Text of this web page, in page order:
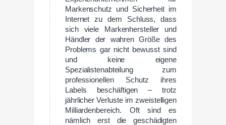
Markenschutz und Sicherheit im
Internet zu dem Schluss, dass
sich viele Markenhersteller und
Händler der wahren Größe des
Problems gar nicht bewusst sind
und keine eigene
Spezialistenabteilung zum
professionellen Schutz ihres
Labels beschäftigen – trotz
jährlicher Verluste im zweistelligen
Milliardenbereich. Oft sind es
nämlich erst die geschädigten